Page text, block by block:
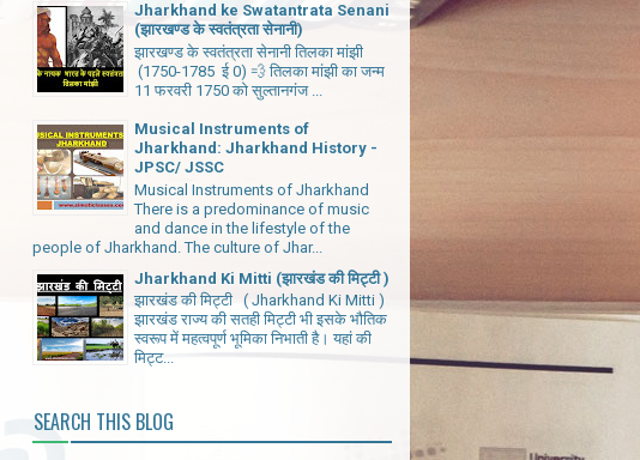
Jharkhand ke Swatantrata Senani
(झारखण्ड के स्वतंत्रता सेनानी)
झारखण्ड के स्वतंत्रता सेनानी तिलका मांझी
(1750-1785 ई 0) 💨 तिलका मांझी का जन्म
11 फरवरी 1750 को सुल्तानगंज ...
Musical Instruments of
Jharkhand: Jharkhand History -
JPSC/ JSSC
Musical Instruments of Jharkhand
There is a predominance of music
and dance in the lifestyle of the
people of Jharkhand. The culture of Jhar...
Jharkhand Ki Mitti (झारखंड की मिट्टी )
झारखंड की मिट्टी ( Jharkhand Ki Mitti )
झारखंड राज्य की सतही मिट्टी भी इसके भौतिक
स्वरूप में महत्वपूर्ण भूमिका निभाती है। यहां की
मिट्ट...
SEARCH THIS BLOG